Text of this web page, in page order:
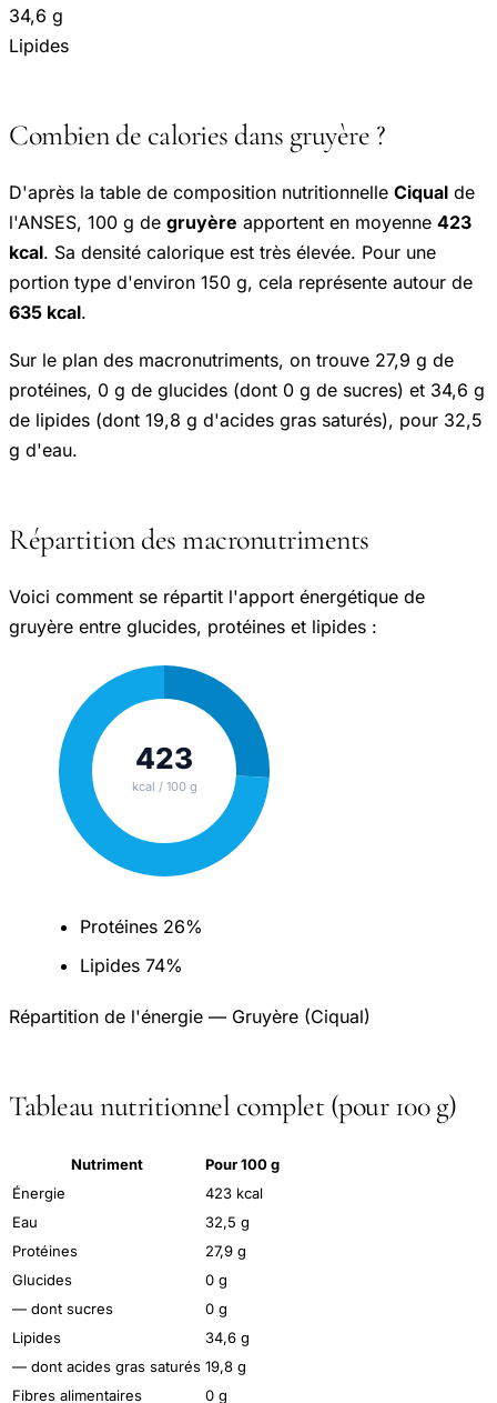
34,6 g
Lipides
Combien de calories dans gruyère ?
D'après la table de composition nutritionnelle Ciqual de
l'ANSES, 100 g de gruyère apportent en moyenne 423
kcal. Sa densité calorique est très élevée. Pour une
portion type d'environ 150 g, cela représente autour de
635 kcal.
Sur le plan des macronutriments, on trouve 27,9 g de
protéines, 0 g de glucides (dont 0 g de sucres) et 34,6 g
de lipides (dont 19,8 g d'acides gras saturés), pour 32,5
g d'eau.
Répartition des macronutriments
Voici comment se répartit l'apport énergétique de
gruyère entre glucides, protéines et lipides :
423
kcal / 100 g
Protéines 26%
Lipides 74%
Répartition de l'énergie — Gruyère (Ciqual)
Tableau nutritionnel complet (pour 100 g)
Nutriment
Pour 100 g
Énergie
423 kcal
Eau
32,5 g
Protéines
27,9 g
Glucides
0 g
— dont sucres
0 g
Lipides
34,6 g
— dont acides gras saturés 19,8 g
Fibres alimentaires
0 g